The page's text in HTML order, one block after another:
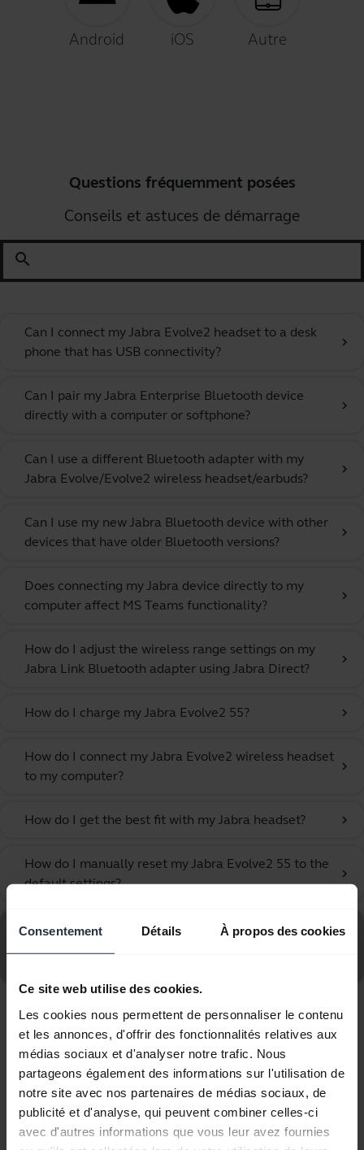
Consentement Détails À propos des cookies
Ce site web utilise des cookies.
Les cookies nous permettent de personnaliser le contenu
et les annonces, d'offrir des fonctionnalités relatives aux
médias sociaux et d'analyser notre trafic. Nous
partageons également des informations sur l'utilisation de
notre site avec nos partenaires de médias sociaux, de
publicité et d'analyse, qui peuvent combiner celles-ci
avec d'autres informations que vous leur avez fournies
Android iOS Autre
Questions fréquemment posées
Conseils et astuces de démarrage
search
Can I connect my Jabra Evolve2 headset to a desk
phone that has USB connectivity?
chevron_right
Can I pair my Jabra Enterprise Bluetooth device
directly with a computer or softphone?
chevron_right
Can I use a different Bluetooth adapter with my
Jabra Evolve/Evolve2 wireless headset/earbuds?
chevron_right
Can I use my new Jabra Bluetooth device with other
devices that have older Bluetooth versions?
chevron_right
Does connecting my Jabra device directly to my
computer affect MS Teams functionality?
chevron_right
How do I adjust the wireless range settings on my
Jabra Link Bluetooth adapter using Jabra Direct?
chevron_right
How do I charge my Jabra Evolve2 55? chevron_right
How do I connect my Jabra Evolve2 wireless headset
to my computer?
chevron_right
How do I get the best fit with my Jabra headset? chevron_right
How do I manually reset my Jabra Evolve2 55 to the
default settings?
chevron_right
Consultez le forum aux questions concernant le Jabra
Affichage de 10 sur 10
Documents produits